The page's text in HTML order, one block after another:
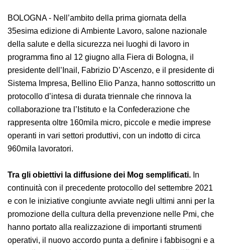
BOLOGNA - Nell’ambito della prima giornata della
35esima edizione di Ambiente Lavoro, salone nazionale
della salute e della sicurezza nei luoghi di lavoro in
programma fino al 12 giugno alla Fiera di Bologna, il
presidente dell’Inail, Fabrizio D’Ascenzo, e il presidente
di Sistema Impresa, Bellino Elio Panza, hanno
sottoscritto un protocollo d’intesa di durata triennale
che rinnova la collaborazione tra l’Istituto e la
Confederazione che rappresenta oltre 160mila micro,
piccole e medie imprese operanti in vari settori
produttivi, con un indotto di circa 960mila lavoratori.
Tra gli obiettivi la diffusione dei Mog semplificati.
continuità con il precedente protocollo del settembre
2021 e con le iniziative congiunte avviate negli ultimi
anni per la promozione della cultura della prevenzione
nelle Pmi, che hanno portato alla realizzazione di
importanti strumenti operativi, il nuovo accordo punta